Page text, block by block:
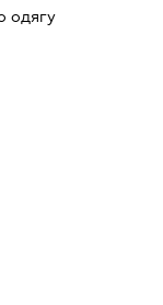
одягу